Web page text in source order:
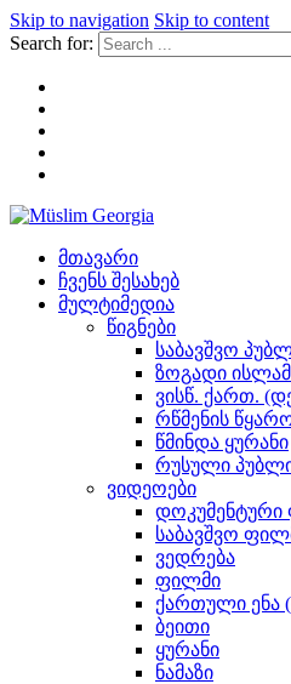
Skip to navigation Skip to content
Search for:
Müslim Georgia
მთავარი
ჩვენს შესახებ
მულტიმედია
წიგნები
საბავშვო
ზოგადი
ვისწ. ქართ.
რწმენის
წმინდა ყურანი
რუსული
ვიდეოები
საბავშვო
ვედრება
ფილმი
ქართული ენა
ბეითი
ყურანი
ნამაზი